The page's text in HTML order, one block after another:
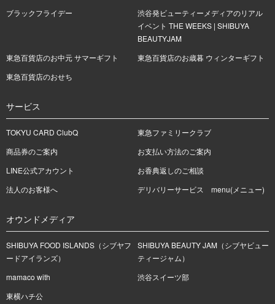
ブラックフライデー
渋谷発ビューティーメディアのリアル
イベント THE WEEKS | SHIBUYA
BEAUTYJAM
東急百貨店のお中元 サマーギフト
東急百貨店のお歳暮 ウィンターギフト
東急百貨店のおせち
サービス
TOKYU CARD ClubQ
東急ファミリークラブ
商品券のご案内
お支払い方法のご案内
LINE公式アカウント
お香典返しのご相談
法人のお客様へ
デリバリーサービス menu(メニュー)
オウンドメディア
SHIBUYA FOOD ISLANDS（シブヤフ
ードアイランズ）
SHIBUYA BEAUTY JAM（シブヤビュー
ティージャム）
mamaco with
渋谷スイーツ部
東横ハチ公